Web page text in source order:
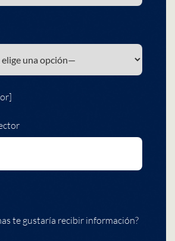
te gustaría recibir información?